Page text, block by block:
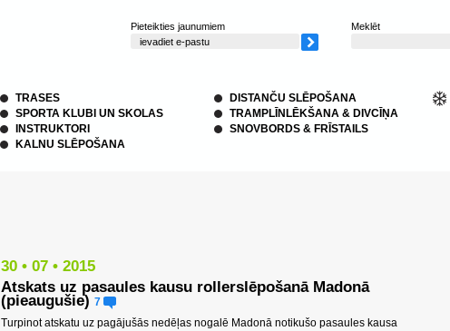
Pieteikties jaunumiem Meklēt
TRASES
SPORTA KLUBI UN SKOLAS
INSTRUKTORI
KALNU SLĒPOŠANA
DISTANČU SLĒPOŠANA
TRAMPLĪNLĒKŠANA & DIVCĪŅA
SNOVBORDS & FRĪSTAILS
30 • 07 • 2015
Atskats uz pasaules kausu rollerslēpošanā Madonā
(pieaugušie) 7
Turpinot atskatu uz pagājušās nedēļas nogalē Madonā notikušo pasaules kausa